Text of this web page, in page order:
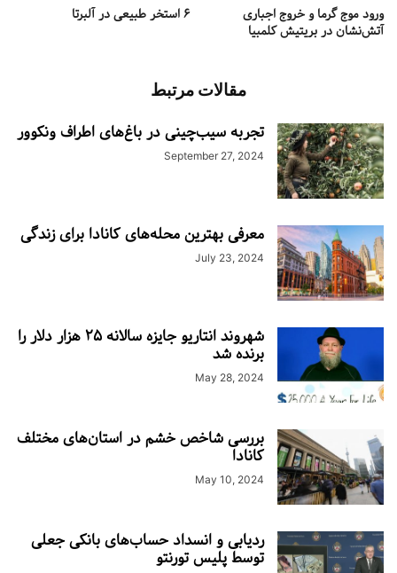
۶ استخر طبیعی در آلبرتا ورود موج گرما و خروج اجباری
آتش‌نشان در بریتیش کلمبیا
مقالات مرتبط
تجربه سیب‌چینی در باغ‌های اطراف ونکوور
September 27, 2024
معرفی بهترین محله‌های کانادا برای زندگی
July 23, 2024
شهروند انتاریو جایزه سالانه ۲۵ هزار دلار را
برنده شد
May 28, 2024
بررسی شاخص خشم در استان‌های مختلف
کانادا
May 10, 2024
ردیابی و انسداد حساب‌های بانکی جعلی
توسط پلیس تورنتو